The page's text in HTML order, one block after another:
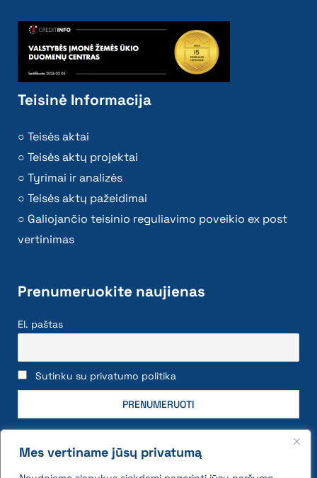
Mes vertiname jūsų privatumą
Teisinė Informacija
Teisės aktai
Teisės aktų projektai
Tyrimai ir analizės
Teisės aktų pažeidimai
Galiojančio teisinio reguliavimo poveikio ex post
vertinimas
Prenumeruokite naujienas
El. paštas
Sutinku su privatumo politika